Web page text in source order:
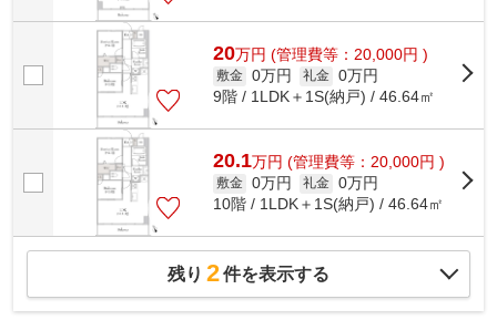
20万円 (管理費等：20,000円 )
敷金 0万円 礼金 0万円
9階 / 1LDK＋1S(納戸) / 46.64㎡
20.1万円 (管理費等：20,000円 )
敷金 0万円 礼金 0万円
10階 / 1LDK＋1S(納戸) / 46.64㎡
残り 2件を表示する